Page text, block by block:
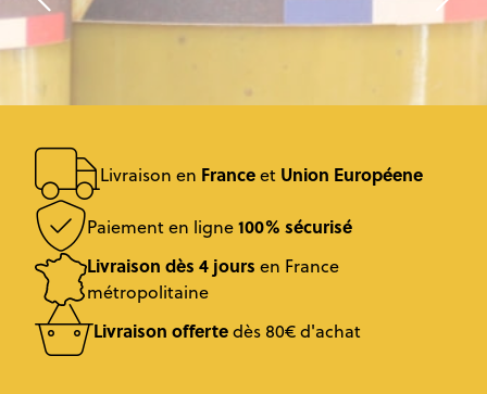
Livraison en Franceet Union Européene
Paiement en ligne100% sécurisé
Livraison dès 4 jours en France
métropolitaine
Livraison offertedès 80€ d'achat